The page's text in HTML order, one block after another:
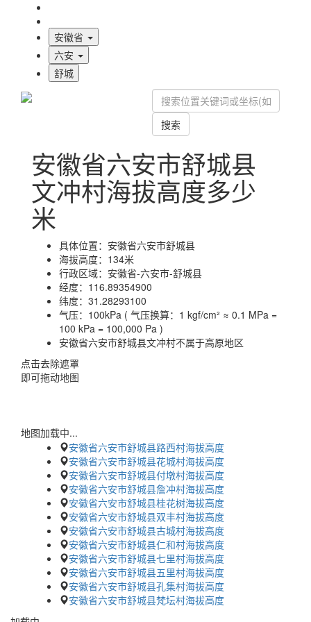
安徽省
六安
舒城
搜索
安徽省六安市舒城县
文冲村海拔高度多少
米
具体位置： 安徽省六安市舒城县
海拔高度： 134米
行政区域： 安徽省-六安市-舒城县
经度： 116.89354900
纬度： 31.28293100
气压： 100kPa ( 气压换算：1 kgf/cm² ≈ 0.1 MPa =
100 kPa = 100,000 Pa )
安徽省六安市舒城县文冲村不属于高原地区
点击去除遮罩
即可拖动地图
地图加载中...
安徽省六安市舒城县路西村海拔高度
安徽省六安市舒城县花城村海拔高度
安徽省六安市舒城县付墩村海拔高度
安徽省六安市舒城县詹冲村海拔高度
安徽省六安市舒城县桂花树海拔高度
安徽省六安市舒城县双丰村海拔高度
安徽省六安市舒城县古城村海拔高度
安徽省六安市舒城县仁和村海拔高度
安徽省六安市舒城县七里村海拔高度
安徽省六安市舒城县五里村海拔高度
安徽省六安市舒城县孔集村海拔高度
安徽省六安市舒城县梵坛村海拔高度